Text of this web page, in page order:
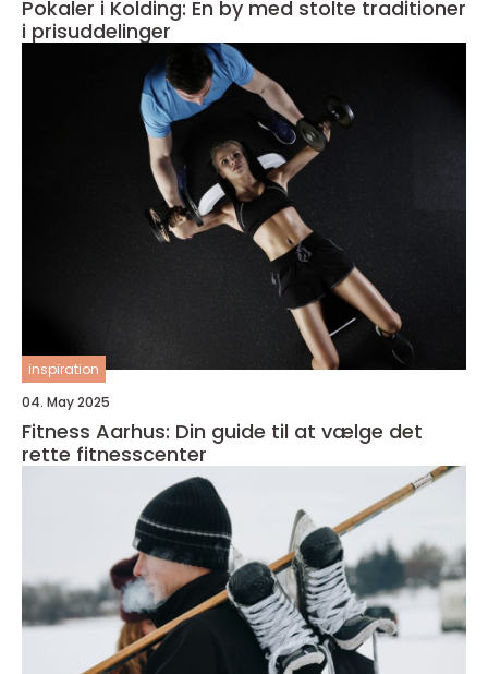
Pokaler i Kolding: En by med stolte traditioner
i prisuddelinger
inspiration
04. May 2025
Fitness Aarhus: Din guide til at vælge det
rette fitnesscenter